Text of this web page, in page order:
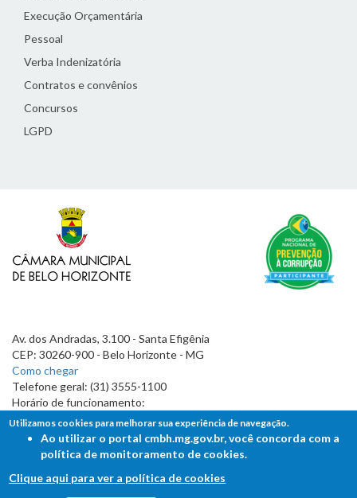
Execução Orçamentária
Pessoal
Verba Indenizatória
Contratos e convênios
Concursos
LGPD
Av. dos Andradas, 3.100 - Santa Efigênia
CEP: 30260-900 - Belo Horizonte - MG
Como chegar
Telefone geral: (31) 3555-1100
Horário de funcionamento:
7h às 19h
Utilizamos cookies para melhorar sua experiência de navegação.
Ao utilizar o portal cmbh.mg.gov.br, você concorda com a
política de monitoramento de cookies.
Clique aqui para ver a política de cookies